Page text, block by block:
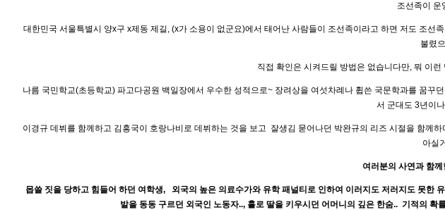
조선족이 운
대한민국 서울특별시 양x구 x제동 제길, (x가 소용이 없군요)에서 태어난 사람들이 조선족이라고 하면 저도 조
불렸
직접 확인은 시켜드릴 방법은 없습니다만, 뭐 이
나름 국민학교(초등학교) 파고다공원 백일장에서 우수한 성적으로~ 장려상을 여섯차례나 휩쓴 국문학과를 꿈
서 군대도 3년이
이경규 데뷔를 함께하고 김흥국이 호랑나비로 데뷔하는 것을 보고 잘생김 묻어나던 박완규의 리즈 시절을 함
아실
여러분의 사연과 함께
몹쓸 짓을 당하고 힘들어 하던 여학생, 외국의 높은 의료수가와 유학 패널티로 인하여 이러지도 저러지도 못
발을 동동 구르던 외국인 노동자.., 홀로 딸을 키우시던 어머니의 깊은 한숨.. 기적의